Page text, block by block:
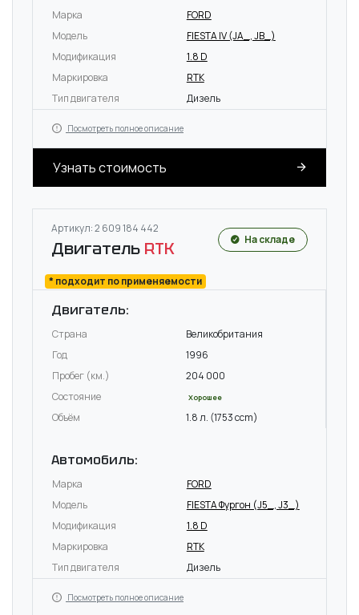
Марка
FORD
Модель
FIESTA IV (JA_, JB_)
Модификация
1.8 D
Маркировка
RTK
Тип двигателя
Дизель
Посмотреть полное описание
Узнать стоимость
Артикул: 2 609 184 442
Двигатель RTK
* подходит по применяемости
На складе
Двигатель:
Страна
Великобритания
Год
1996
Пробег (км.)
204 000
Состояние
Хорошее
Объём 1.8 л. (1753 ccm)
Автомобиль:
Марка
FORD
Модель
FIESTA Фургон (J5_, J3_)
Модификация
1.8 D
Маркировка
RTK
Тип двигателя
Дизель
Посмотреть полное описание